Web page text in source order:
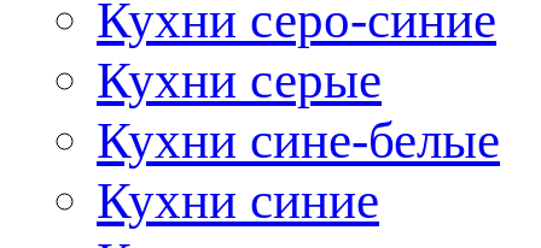
Кухни серо-синие
Кухни серые
Кухни сине-белые
Кухни синие